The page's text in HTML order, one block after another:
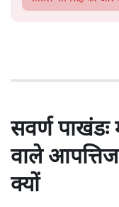
सवर्ण
वाले
क्यों